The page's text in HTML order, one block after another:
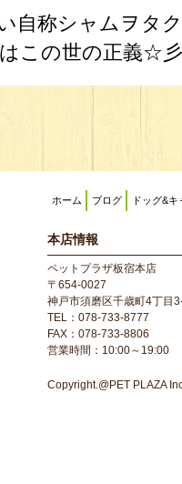
自称シャムヲタ
この世の正義☆彡
ホーム ブログ ドッグ&キ
本店情報
ペットプラザ板宿本店
〒654-0027
神戸市須磨区千歳町4丁目
TEL：078-733-8777
FAX：078-733-8806
営業時間：10:00～19:00
Copyright.@PET PLAZA